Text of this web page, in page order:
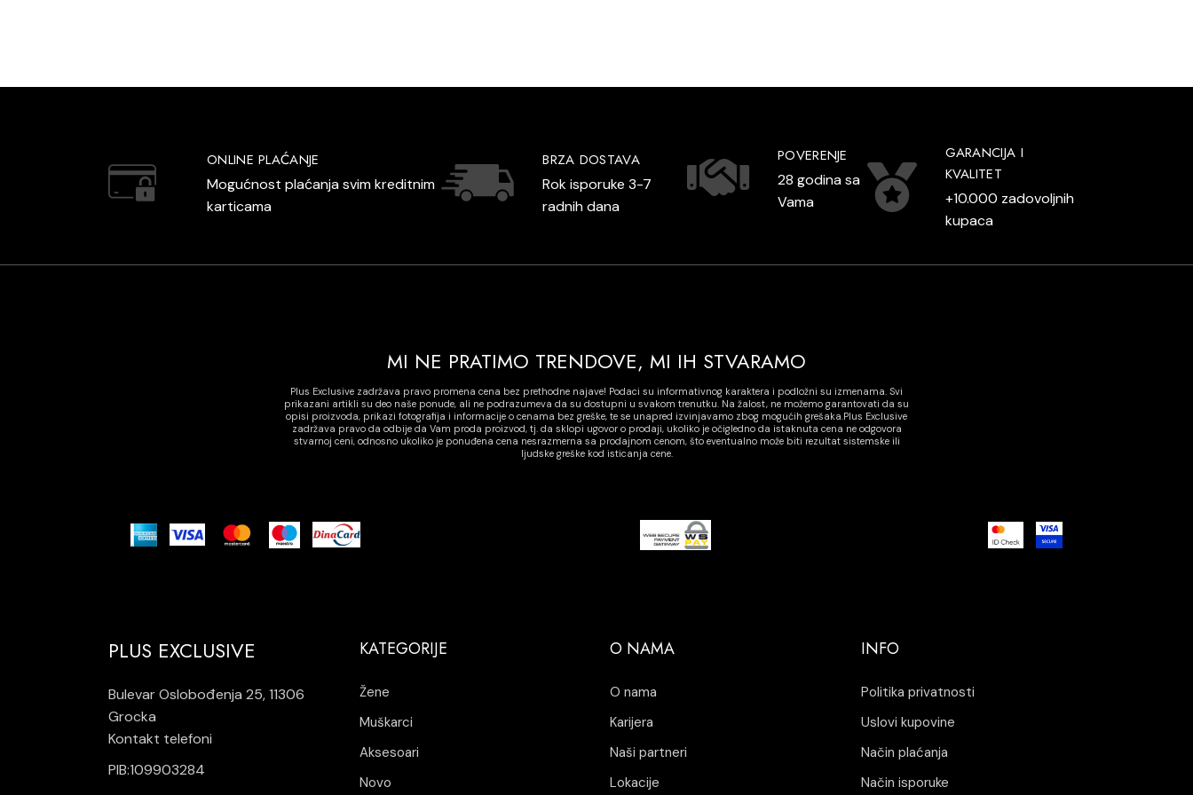
ONLINE PLAĆANJE
Mogućnost plaćanja svim kreditnim
karticama
BRZA DOSTAVA
Rok isporuke 3-7
radnih dana
POVERENJE
28 godina sa
Vama
GARANCIJA I
KVALITET
+10.000 zadovoljnih
kupaca
MI NE PRATIMO TRENDOVE, MI IH STVARAMO
Plus Exclusive zadržava pravo promena cena bez prethodne najave! Podaci su informativnog karaktera i podložni su izmenama. Svi
prikazani artikli su deo naše ponude, ali ne podrazumeva da su dostupni u svakom trenutku. Na žalost, ne možemo garantovati da su
opisi proizvoda, prikazi fotografija i informacije o cenama bez greške, te se unapred izvinjavamo zbog mogućih grešaka.Plus Exclusive
zadržava pravo da odbije da Vam proda proizvod, tj. da sklopi ugovor o prodaji, ukoliko je očigledno da istaknuta cena ne odgovora
stvarnoj ceni, odnosno ukoliko je ponuđena cena nesrazmerna sa prodajnom cenom, što eventualno može biti rezultat sistemske ili
ljudske greške kod isticanja cene.
PLUS EXCLUSIVE
Bulevar Oslobođenja 25, 11306
Grocka
Kontakt telefoni
PIB:109903284
KATEGORIJE
Žene
Muškarci
Aksesoari
Novo
O NAMA
O nama
Karijera
Naši partneri
Lokacije
INFO
Politika privatnosti
Uslovi kupovine
Način plaćanja
Način isporuke